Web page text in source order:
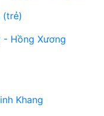
(trẻ)
- Hồng Xương
Khang